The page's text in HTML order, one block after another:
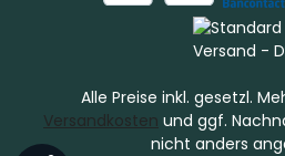
Alle Preise inkl. gesetzl.
Versandkosten und ggf.
nicht anders